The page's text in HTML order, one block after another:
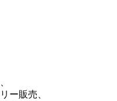
ー販売、